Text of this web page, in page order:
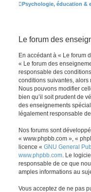
Psychologie, éducation &
Le forum des
En accédant à « Le forum
« Le forum des
responsable des
conditions suivantes, alors
Nous pouvons modifier
bien qu’il soit prudent de
des enseignements
légalement responsable
Nos forums sont
« www.phpbb.com », «
licence « GNU General
www.phpbb.com. Le
responsable de ce que
amples informations au
Vous acceptez de ne pas